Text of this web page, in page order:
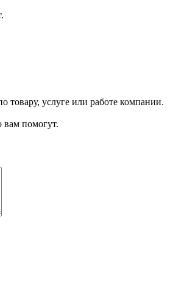
услуге или работе компании.
помогут.